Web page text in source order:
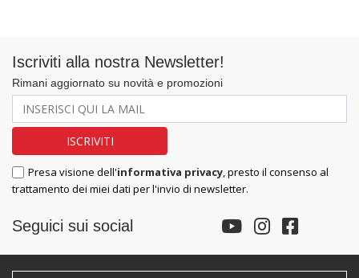
Iscriviti alla nostra Newsletter!
Rimani aggiornato su novità e promozioni
Presa visione dell'informativa privacy, presto il consenso al
trattamento dei miei dati per l'invio di newsletter.
Seguici sui social